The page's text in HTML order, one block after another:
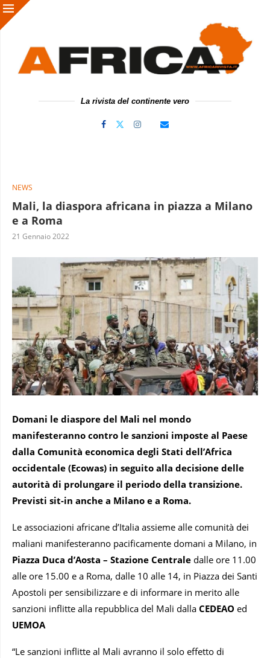
La rivista del continente vero
NEWS
Mali, la diaspora africana in piazza a Milano
e a Roma
21 Gennaio 2022
Domani le diaspore del Mali nel mondo
manifesteranno contro le sanzioni imposte al Paese
dalla Comunità economica degli Stati dell’Africa
occidentale (Ecowas) in seguito alla decisione delle
autorità di prolungare il periodo della transizione.
Previsti sit-in anche a Milano e a Roma.
Le associazioni africane d’Italia assieme alle comunità dei
maliani manifesteranno pacificamente domani a Milano, in
Piazza Duca d’Aosta – Stazione Centrale dalle ore 11.00
alle ore 15.00 e a Roma, dalle 10 alle 14, in Piazza dei Santi
Apostoli per sensibilizzare e di informare in merito alle
sanzioni inflitte alla repubblica del Mali dalla CEDEAO ed
UEMOA
“Le sanzioni inflitte al Mali avranno il solo effetto di